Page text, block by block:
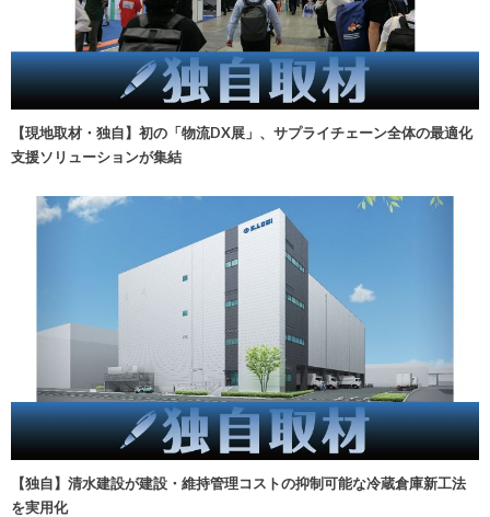
【現地取材・独自】初の「物流DX展」、サプライチェーン全体の最適化
支援ソリューションが集結
【独自】清水建設が建設・維持管理コストの抑制可能な冷蔵倉庫新工法
を実用化